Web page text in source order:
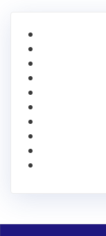
ビ
ゲ
ー
シ
ョ
ン